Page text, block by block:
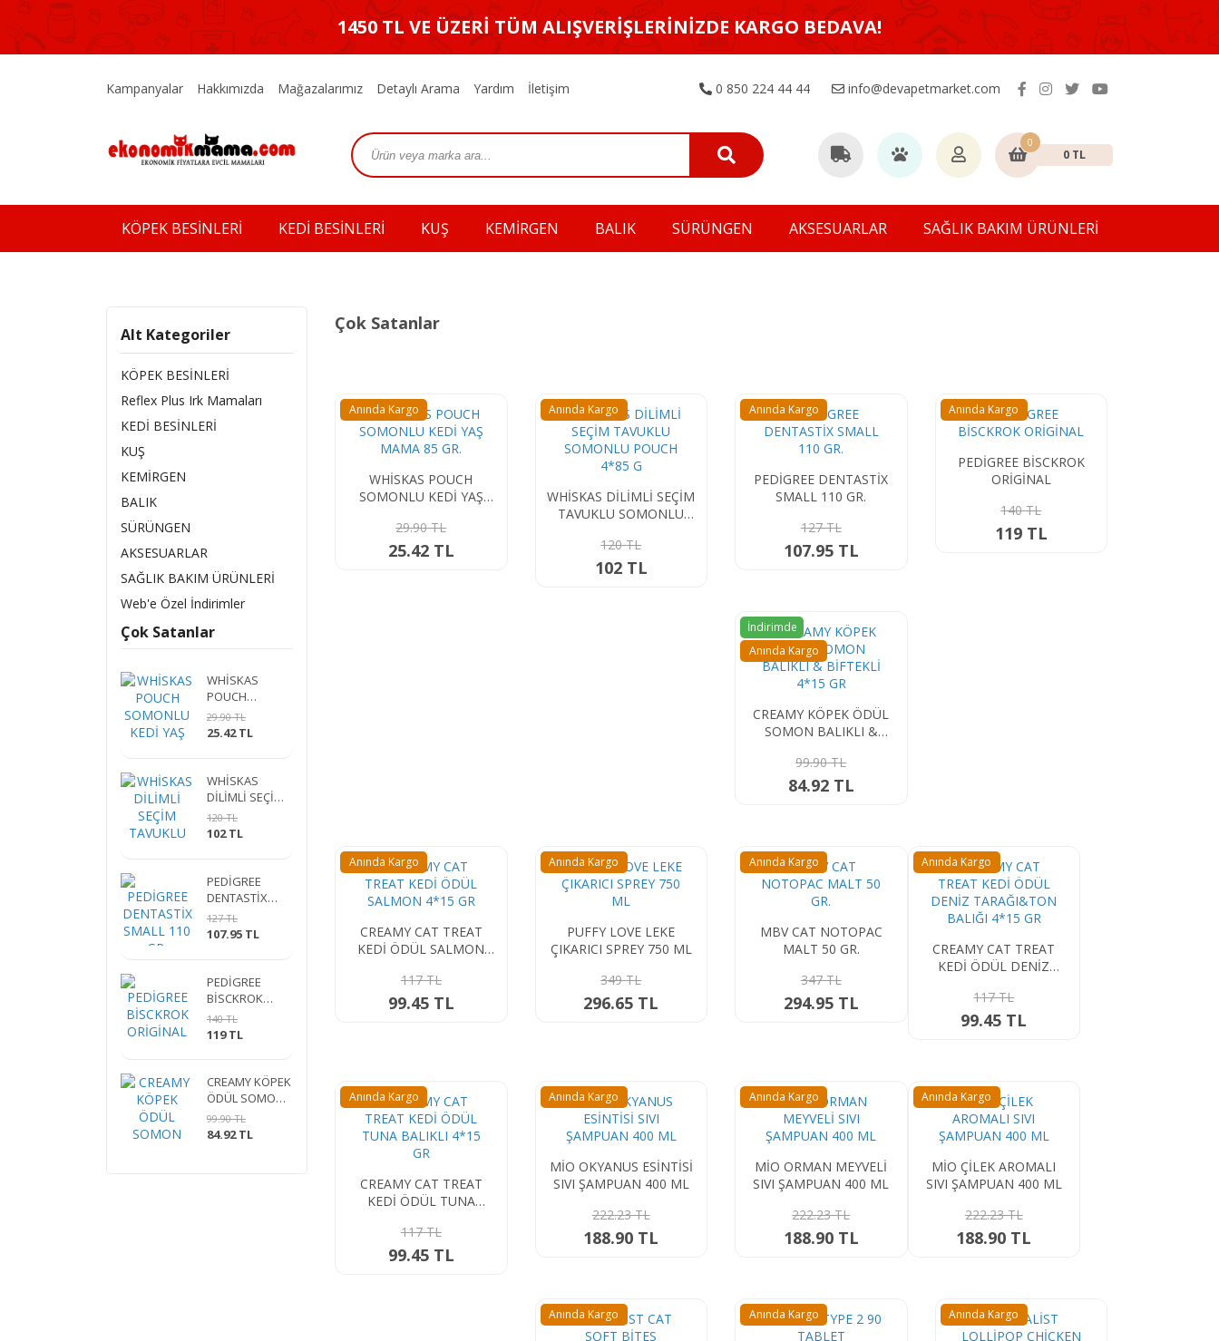
1450 TL VE ÜZERİ TÜM ALIŞVERİŞLERİNİZDE KARGO BEDAVA!
Kampanyalar Hakkımızda Mağazalarımız Detaylı Arama Yardım İletişim 0 850 224 44 44 info@devapetmarket.com
0
0 TL
KÖPEK BESİNLERİ KEDİ BESİNLERİ KUŞ KEMİRGEN BALIK SÜRÜNGEN AKSESUARLAR SAĞLIK BAKIM ÜRÜNLERİ
Alt Kategoriler
KÖPEK BESİNLERİ
Reflex Plus Irk Mamaları
KEDİ BESİNLERİ
KUŞ
KEMİRGEN
BALIK
SÜRÜNGEN
AKSESUARLAR
SAĞLIK BAKIM ÜRÜNLERİ
Web'e Özel İndirimler
Çok Satanlar
WHİSKAS
POUCH
SOMONLU KEDİ
YAŞ MAMA 85
29.90 TL
25.42 TL
WHİSKAS
DİLİMLİ SEÇİM
TAVUKLU
SOMONLU
120 TL
102 TL
PEDİGREE
DENTASTİX
SMALL 110 GR.
127 TL
107.95 TL
PEDİGREE
BİSCKROK
ORİGİNAL
140 TL
119 TL
CREAMY KÖPEK
ÖDÜL SOMON
BALIKLI &
BİFTEKLİ 4*15
99.90 TL
84.92 TL
Çok Satanlar
WHİSKAS POUCH
SOMONLU KEDİ YAŞ
29.90 TL
25.42 TL
Anında Kargo
WHİSKAS DİLİMLİ SEÇİM
TAVUKLU SOMONLU
120 TL
102 TL
Anında Kargo
PEDİGREE DENTASTİX
SMALL 110 GR.
127 TL
107.95 TL
Anında Kargo
PEDİGREE BİSCKROK
ORİGİNAL
140 TL
119 TL
Anında Kargo
CREAMY KÖPEK ÖDÜL
SOMON BALIKLI &
99.90 TL
84.92 TL
İndirimde
Anında Kargo
CREAMY CAT TREAT
KEDİ ÖDÜL SALMON
117 TL
99.45 TL
Anında Kargo
PUFFY LOVE LEKE
ÇIKARICI SPREY 750 ML
349 TL
296.65 TL
Anında Kargo
MBV CAT NOTOPAC
MALT 50 GR.
347 TL
294.95 TL
Anında Kargo
CREAMY CAT TREAT
KEDİ ÖDÜL DENİZ
4*15 GR
117 TL
99.45 TL
Anında Kargo
CREAMY CAT TREAT
KEDİ ÖDÜL TUNA
117 TL
99.45 TL
Anında Kargo
MİO OKYANUS ESİNTİSİ
SIVI ŞAMPUAN 400 ML
222.23 TL
188.90 TL
Anında Kargo
MİO ORMAN MEYVELİ
SIVI ŞAMPUAN 400 ML
222.23 TL
188.90 TL
Anında Kargo
MİO ÇİLEK AROMALI
SIVI ŞAMPUAN 400 ML
222.23 TL
188.90 TL
Anında Kargo
Anında Kargo Anında Kargo Anında Kargo